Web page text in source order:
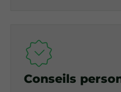
Conseils